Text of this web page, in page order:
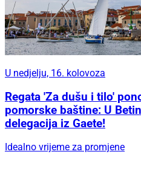
U nedjelju, 16. kolovoza
Regata 'Za dušu i tilo'
pomorske baštine: U
delegacija iz Gaete!
Idealno vrijeme za promjene